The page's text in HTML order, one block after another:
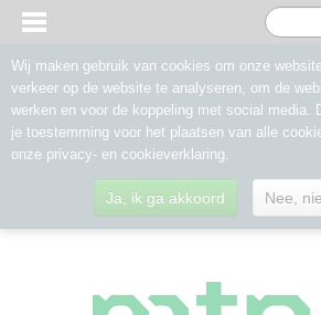
Wij maken gebruik van cookies om onze
verkeer op de website te analyseren, om de
werken en voor de koppeling met social media.
je toestemming voor het plaatsen van alle
onze privacy- en cookieverklaring.
Ja, ik ga akkoord Nee,